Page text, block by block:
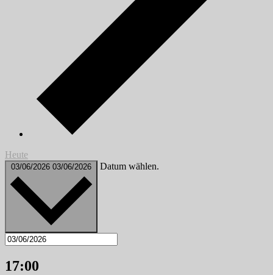
Heute
03/06/2026 03/06/2026 Datum wählen.
17:00